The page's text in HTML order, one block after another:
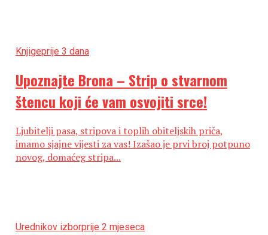
Knjigeprije 3 dana
Upoznajte Brona – Strip o stvarnom
štencu koji će vam osvojiti srce!
Ljubitelji pasa, stripova i toplih obiteljskih priča,
imamo sjajne vijesti za vas! Izašao je prvi broj potpuno
novog, domaćeg stripa...
Urednikov izborprije 2 mjeseca